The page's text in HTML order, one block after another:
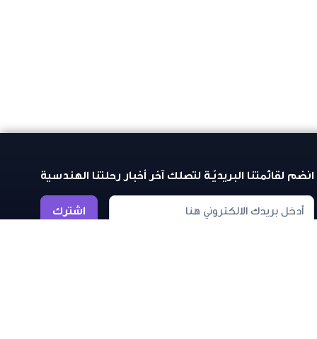
انضم لقائمتنا البريديّـة لتصلك آخر أخبار رحلتنا الهندسية